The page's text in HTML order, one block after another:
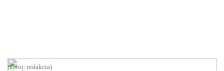
(zdroj: redakcia)